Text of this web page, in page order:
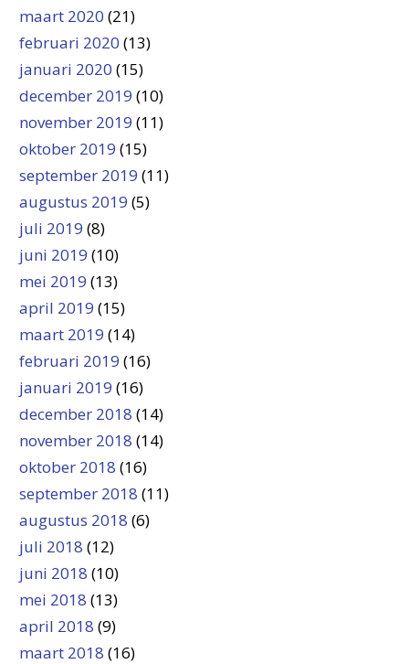
maart 2020 (21)
februari 2020 (13)
januari 2020 (15)
december 2019 (10)
november 2019 (11)
oktober 2019 (15)
september 2019 (11)
augustus 2019 (5)
juli 2019 (8)
juni 2019 (10)
mei 2019 (13)
april 2019 (15)
maart 2019 (14)
februari 2019 (16)
januari 2019 (16)
december 2018 (14)
november 2018 (14)
oktober 2018 (16)
september 2018 (11)
augustus 2018 (6)
juli 2018 (12)
juni 2018 (10)
mei 2018 (13)
april 2018 (9)
maart 2018 (16)